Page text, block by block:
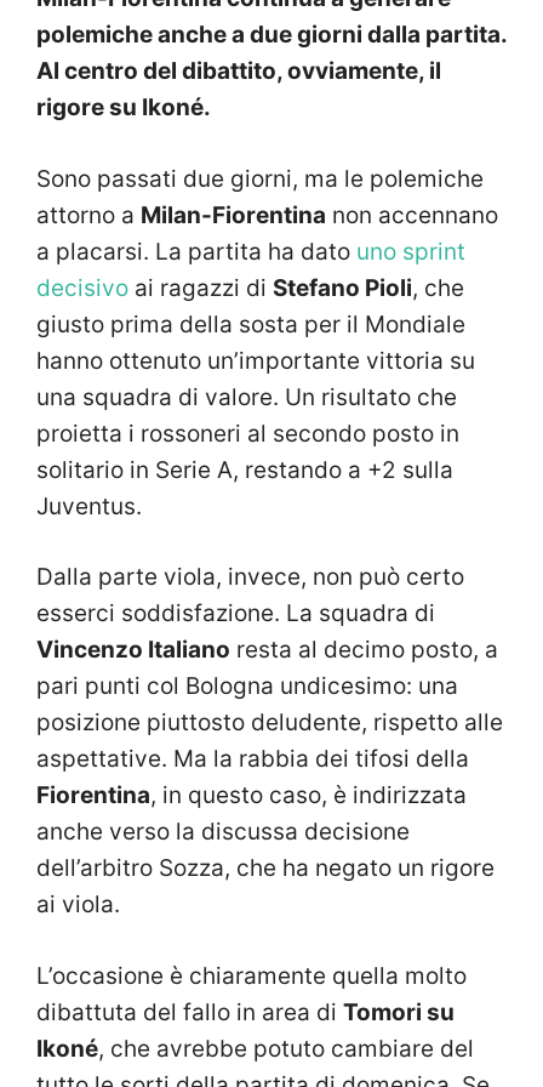
polemiche anche a due giorni dalla partita.
Al centro del dibattito, ovviamente, il
rigore su Ikoné.
Sono passati due giorni, ma le polemiche
attorno a Milan-Fiorentina non accennano
a placarsi. La partita ha dato uno sprint
decisivo ai ragazzi di Stefano Pioli, che
giusto prima della sosta per il Mondiale
hanno ottenuto un’importante vittoria su
una squadra di valore. Un risultato che
proietta i rossoneri al secondo posto in
solitario in Serie A, restando a +2 sulla
Juventus.
Dalla parte viola, invece, non può certo
esserci soddisfazione. La squadra di
Vincenzo Italiano resta al decimo posto, a
pari punti col Bologna undicesimo: una
posizione piuttosto deludente, rispetto alle
aspettative. Ma la rabbia dei tifosi della
Fiorentina, in questo caso, è indirizzata
anche verso la discussa decisione
dell’arbitro Sozza, che ha negato un rigore
ai viola.
L’occasione è chiaramente quella molto
dibattuta del fallo in area di Tomori su
Ikoné, che avrebbe potuto cambiare del